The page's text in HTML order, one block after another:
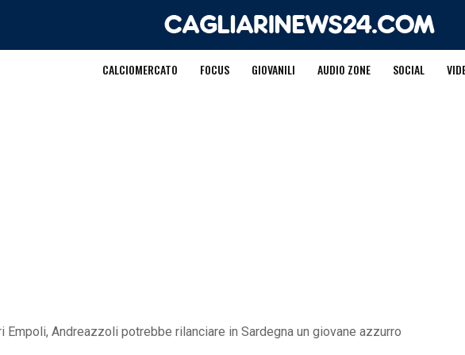
CALCIOMERCATO FOCUS GIOVANILI AUDIO ZONE SOCIAL
Empoli, Andreazzoli potrebbe rilanciare in Sardegna un giovane azzurro